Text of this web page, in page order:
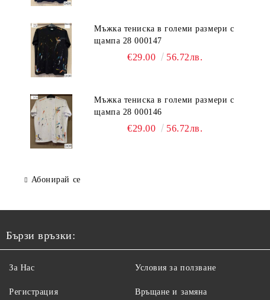
Мъжка тениска в големи размери с
щампа 28 000147
€29.00 56.72лв.
Мъжка тениска в големи размери с
щампа 28 000146
€29.00 56.72лв.
Абонирай се
Бързи връзки:
За Нас
Регистрация
Условия за ползване
Връщане и замяна